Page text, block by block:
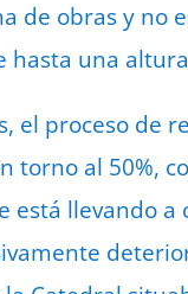
de obras y no
hasta una
el proceso de
torno al 50%,
está llevando